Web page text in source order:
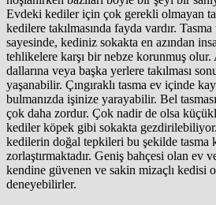
Evdeki kediler için çok gerekli olmayan
kedilere takılmasında fayda vardır.
sayesinde, kediniz sokakta en azından
tehlikelere karşı bir nebze korunmuş olur.
dallarına veya başka yerlere takılması
yaşanabilir. Çıngıraklı tasma ev içinde
bulmanızda işinize yarayabilir. Bel
çok daha zordur. Çok nadir de olsa
kediler köpek gibi sokakta
kedilerin doğal tepkileri bu şekilde tasma
zorlaştırmaktadır. Geniş bahçesi olan ev
kendine güvenen ve sakin mizaçlı kedisi
deneyebilirler.